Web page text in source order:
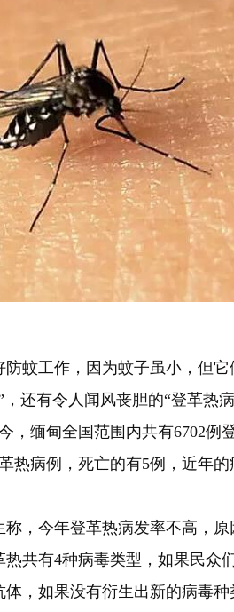
蚊工作，因为蚊子虽小，但
还有令人闻风丧胆的“登革热病
，缅甸全国范围内共有6702例
热病例，死亡的有5例，近年的
，今年登革热病发率不高，
共有4种病毒类型，如果民众
，如果没有衍生出新的病毒